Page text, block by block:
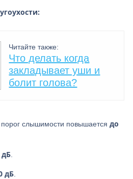
Читайте также:
Что делать когда
закладывает уши и
болит голова?
порог слышимости повышаетсядо
дБ
дБ